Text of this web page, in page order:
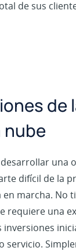
de sus
de
nube
una
difícil de la
marcha. No
requiere una
servicio.